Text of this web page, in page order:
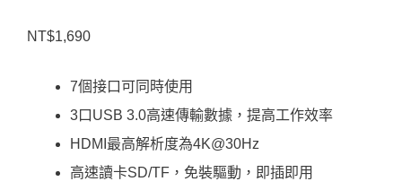
NT$1,690
7個接口可同時使用
3口USB 3.0高速傳輸數據，提高工作效率
HDMI最高解析度為4K@30Hz
高速讀卡SD/TF，免裝驅動，即插即用